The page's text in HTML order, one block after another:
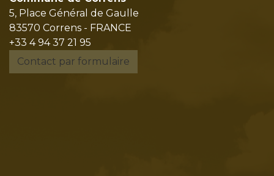
5, Place Général de Gaulle
83570 Correns - FRANCE
+33 4 94 37 21 95
Contact par formulaire